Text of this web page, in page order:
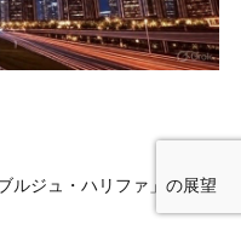
ルジュ・ハリファ」の展望